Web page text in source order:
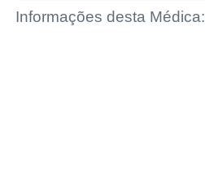
Informações desta Médica: